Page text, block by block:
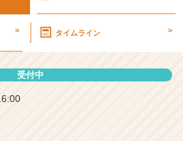
> タイムライン >
受付中